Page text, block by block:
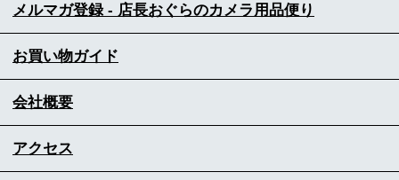
メルマガ登録 - 店長おぐらのカメラ用品便り
お買い物ガイド
会社概要
アクセス